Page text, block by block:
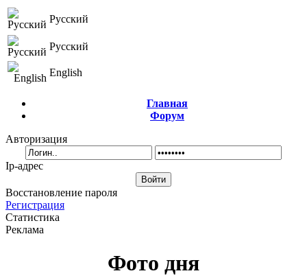
Русский
Русский
English
Главная
Форум
Авторизация
Ip-адрес
Восстановление пароля
Регистрация
Статистика
Реклама
Фото дня